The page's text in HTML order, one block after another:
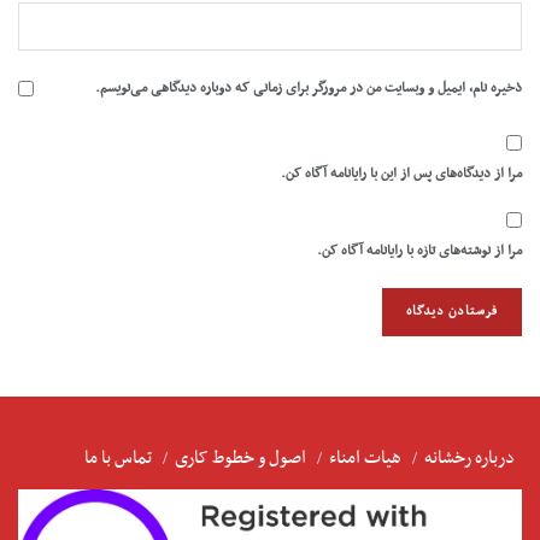
ذخیره نام، ایمیل و وبسایت من در مرورگر برای زمانی که دوباره دیدگاهی می‌نویسم.
مرا از دیدگاه‌های پس از این با رایانامه آگاه کن.
مرا از نوشته‌های تازه با رایانامه آگاه کن.
درباره رخشانه هیات امناء اصول و خطوط کاری تماس با ما